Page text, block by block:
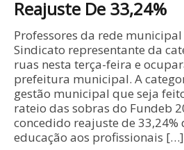
Reajuste De 33,24%
Professores da rede
Sindicato representante da
ruas nesta terça-feira e
prefeitura municipal. A
gestão municipal que seja
rateio das sobras do Fundeb
concedido reajuste de
educação aos profissionais […]